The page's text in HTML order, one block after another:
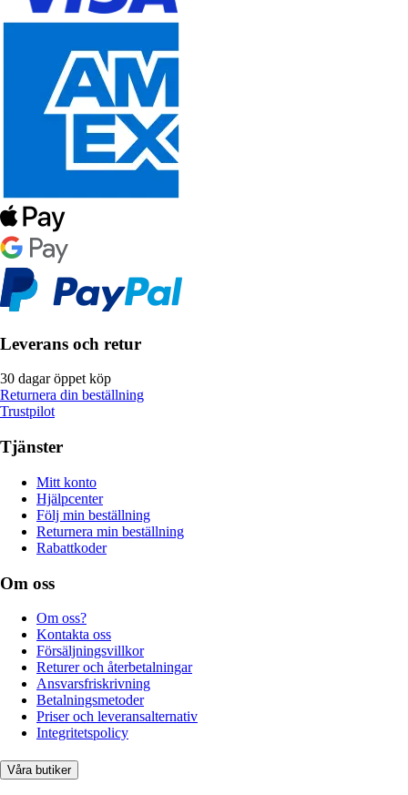
Leverans och retur
30 dagar öppet köp
Returnera din beställning
Trustpilot
Tjänster
Mitt konto
Hjälpcenter
Följ min beställning
Returnera min beställning
Rabattkoder
Om oss
Om oss?
Kontakta oss
Försäljningsvillkor
Returer och återbetalningar
Ansvarsfriskrivning
Betalningsmetoder
Priser och leveransalternativ
Integritetspolicy
Våra butiker